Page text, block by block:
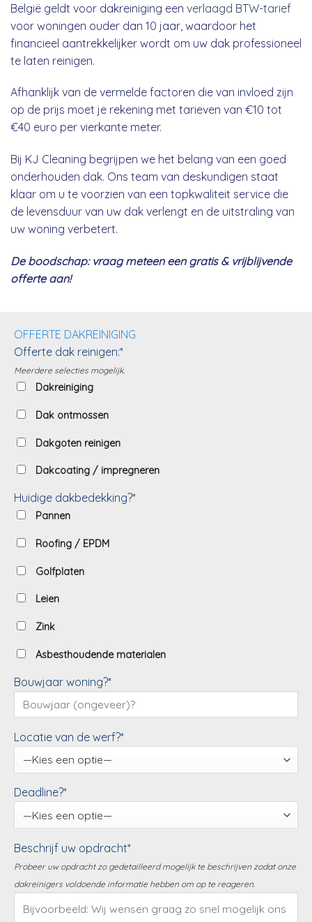
België geldt voor dakreiniging een verlaagd BTW-tarief
voor woningen ouder dan 10 jaar, waardoor het
financieel aantrekkelijker wordt om uw dak professioneel
te laten reinigen.
Afhanklijk van de vermelde factoren die van invloed zijn
op de prijs moet je rekening met tarieven van €10 tot
€40 euro per vierkante meter.
Bij KJ Cleaning begrijpen we het belang van een goed
onderhouden dak. Ons team van deskundigen staat
klaar om u te voorzien van een topkwaliteit service die
de levensduur van uw dak verlengt en de uitstraling van
uw woning verbetert.
De boodschap: vraag meteen een gratis & vrijblijvende
offerte aan!
OFFERTE DAKREINIGING
Offerte dak reinigen:*
Meerdere selecties mogelijk.
Dakreiniging
Dak ontmossen
Dakgoten reinigen
Dakcoating / impregneren
Huidige dakbedekking?*
Pannen
Roofing / EPDM
Golfplaten
Leien
Zink
Asbesthoudende materialen
Bouwjaar woning?*
Locatie van de werf?*
Deadline?*
Beschrijf uw opdracht*
Probeer uw opdracht zo gedetailleerd mogelijk te beschrijven zodat onze
dakreinigers voldoende informatie hebben om op te reageren.